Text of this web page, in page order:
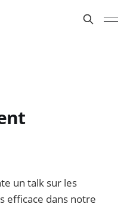
un talk sur les
efficace dans notre